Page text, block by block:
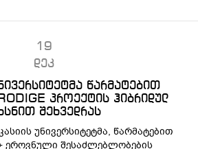
19
დეკ
წარმატებით
პროექტის ჰიბრიდულ
შეხვედრას
უნივერსიტეტმა, წარმატებით
ეროვნული შესაძლებლობების